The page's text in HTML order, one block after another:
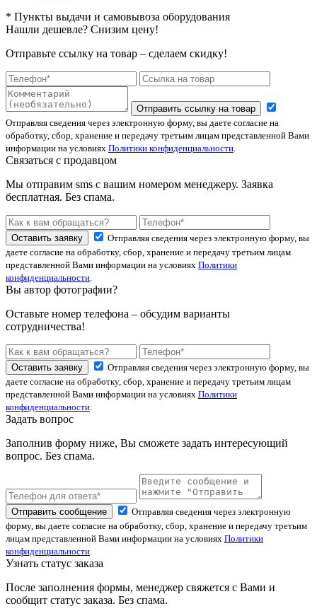
* Пункты выдачи и самовывоза оборудования
Нашли дешевле? Снизим цену!
Отправьте ссылку на товар – сделаем скидку!
Отправить ссылку на товар
Отправляя сведения через электронную форму, вы даете согласие на
обработку, сбор, хранение и передачу третьим лицам представленной Вами
информации на условиях Политики конфиденциальности.
Связаться с продавцом
Мы отправим sms с вашим номером менеджеру. Заявка
бесплатная. Без спама.
Оставить заявку
Отправляя сведения через электронную форму, вы
даете согласие на обработку, сбор, хранение и передачу третьим лицам
представленной Вами информации на условиях Политики
конфиденциальности.
Вы автор фотографии?
Оставьте номер телефона – обсудим варианты
сотрудничества!
Оставить заявку
Отправляя сведения через электронную форму, вы
даете согласие на обработку, сбор, хранение и передачу третьим лицам
представленной Вами информации на условиях Политики
конфиденциальности.
Задать вопрос
Заполнив форму ниже, Вы сможете задать интересующий
вопрос. Без спама.
Отправить сообщение
Отправляя сведения через электронную
форму, вы даете согласие на обработку, сбор, хранение и передачу третьим
лицам представленной Вами информации на условиях Политики
конфиденциальности.
Узнать статус заказа
После заполнения формы, менеджер свяжется с Вами и
сообщит статус заказа. Без спама.